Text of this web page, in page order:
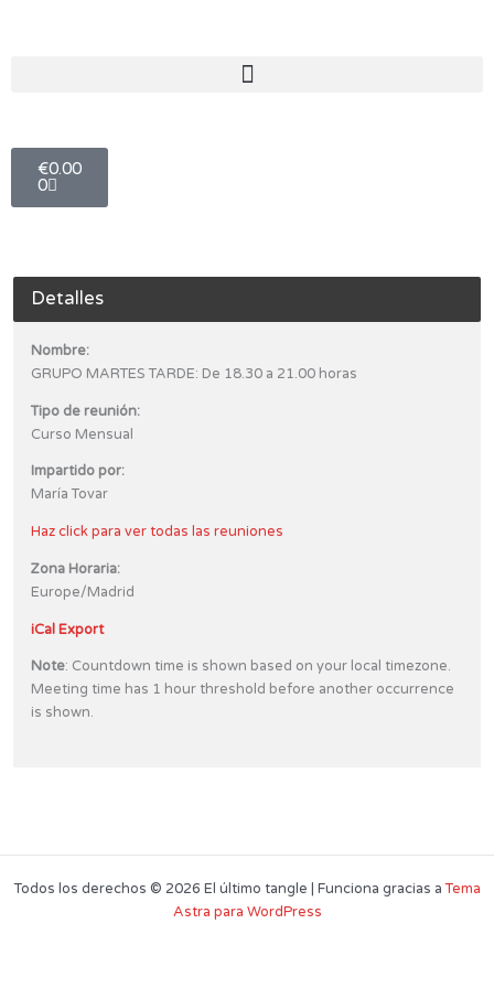
€0.00
0
Carro
Detalles
Nombre:
GRUPO MARTES TARDE: De 18.30 a 21.00 horas
Tipo de reunión:
Curso Mensual
Impartido por:
María Tovar
Haz click para ver todas las reuniones
Zona Horaria:
Europe/Madrid
iCal Export
Note: Countdown time is shown based on your local timezone.
Meeting time has 1 hour threshold before another occurrence
is shown.
Todos los derechos © 2026 El último tangle | Funciona gracias aTema
Astra para WordPress